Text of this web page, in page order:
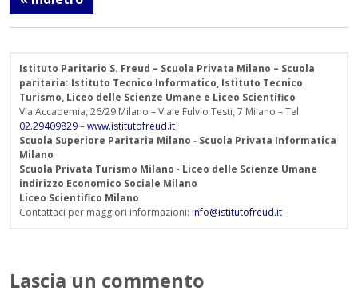
Istituto Paritario S. Freud – Scuola Privata Milano – Scuola
paritaria: Istituto Tecnico Informatico, Istituto Tecnico
Turismo, Liceo delle Scienze Umane e Liceo Scientifico
Via Accademia, 26/29 Milano – Viale Fulvio Testi, 7 Milano – Tel.
02.29409829–www.istitutofreud.it
Scuola Superiore Paritaria Milano - Scuola Privata Informatica
Milano
Scuola Privata Turismo Milano - Liceo delle Scienze Umane
indirizzo Economico Sociale Milano
Liceo Scientifico Milano
Contattaci per maggiori informazioni: info@istitutofreud.it
Lascia un commento